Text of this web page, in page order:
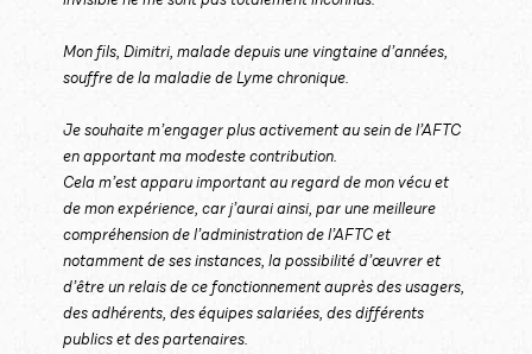
Mon fils, Dimitri, malade depuis une vingtaine d’années,
souffre de la maladie de Lyme chronique.
Je souhaite m’engager plus activement au sein de l’AFTC
en apportant ma modeste contribution.
Cela m’est apparu important au regard de mon vécu et
de mon expérience, car j’aurai ainsi, par une meilleure
compréhension de l’administration de l’AFTC et
notamment de ses instances, la possibilité d’œuvrer et
d’être un relais de ce fonctionnement auprès des usagers,
des adhérents, des équipes salariées, des différents
publics et des partenaires.